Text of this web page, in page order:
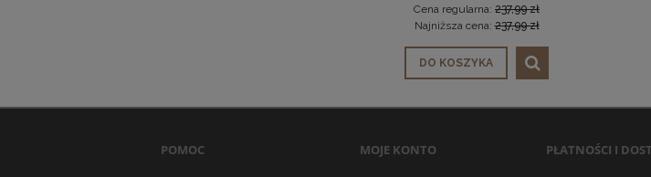
Cena regularna: 237,99 zł
Najniższa cena:237,99 zł
DO KOSZYKA
POMOC MOJE KONTO PŁATNOŚCI I